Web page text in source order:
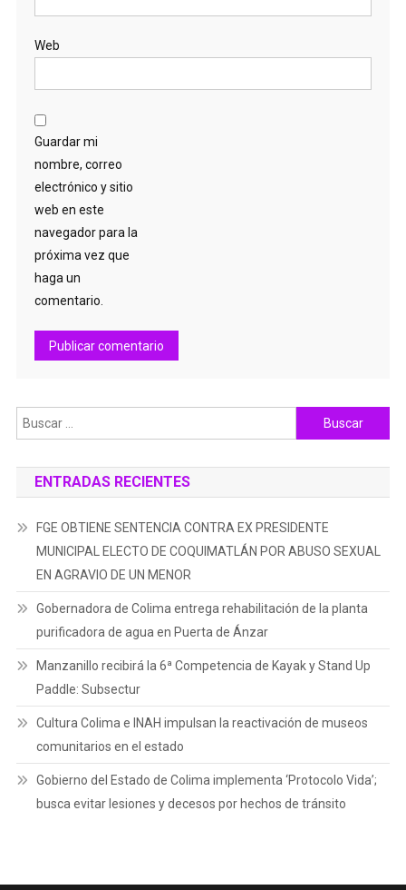
Web
Guardar mi
nombre, correo
electrónico y sitio
web en este
navegador para la
próxima vez que
haga un
comentario.
Buscar:
ENTRADAS RECIENTES
FGE OBTIENE SENTENCIA CONTRA EX PRESIDENTE
MUNICIPAL ELECTO DE COQUIMATLÁN POR ABUSO SEXUAL
EN AGRAVIO DE UN MENOR
Gobernadora de Colima entrega rehabilitación de la planta
purificadora de agua en Puerta de Ánzar
Manzanillo recibirá la 6ª Competencia de Kayak y Stand Up
Paddle: Subsectur
Cultura Colima e INAH impulsan la reactivación de museos
comunitarios en el estado
Gobierno del Estado de Colima implementa ‘Protocolo Vida’;
busca evitar lesiones y decesos por hechos de tránsito